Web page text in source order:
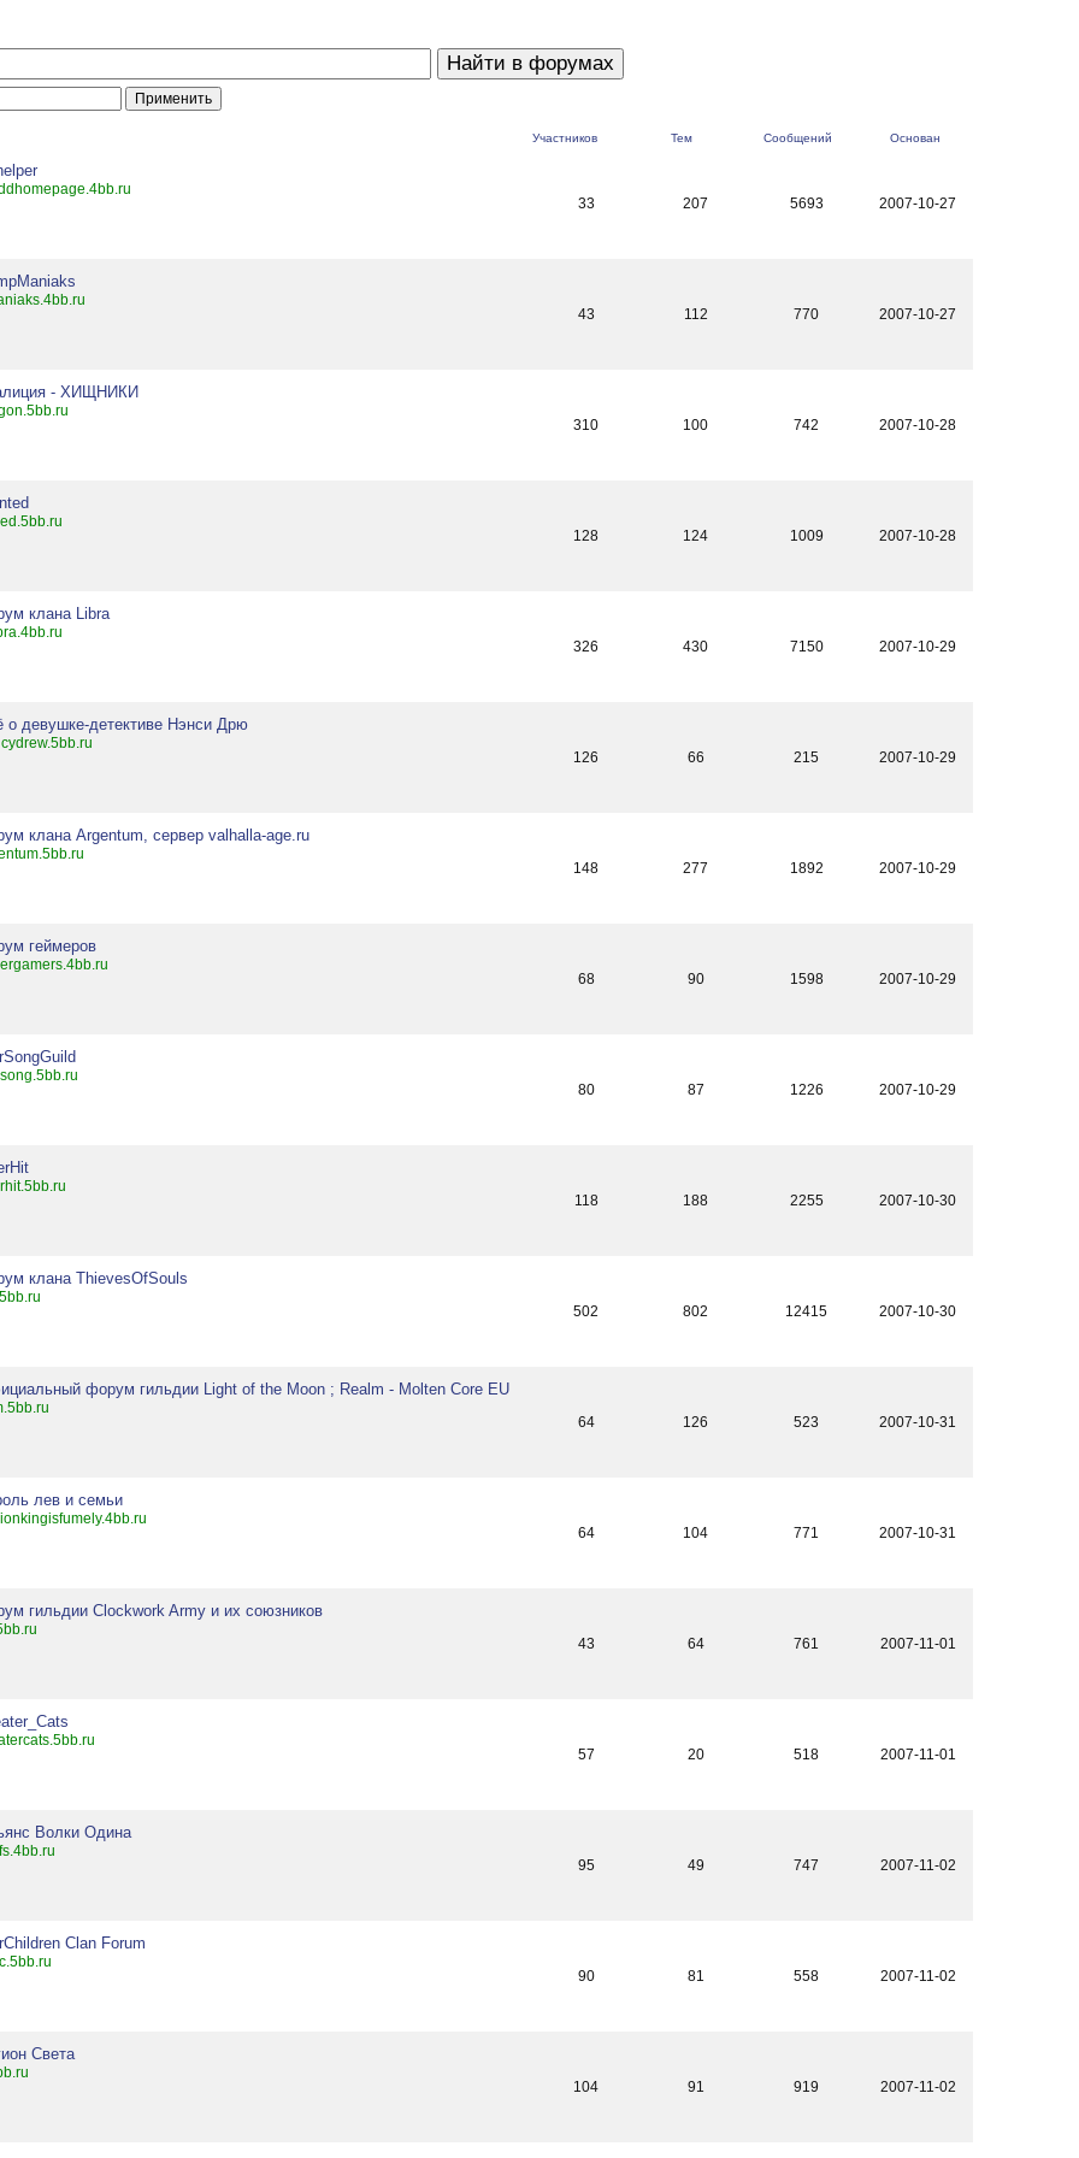
Участников Тем Сообщений Основан
33
207 5693 2007-10-27
43
112 770 2007-10-27
- ХИЩНИКИ
310
100 742 2007-10-28
128
124 1009 2007-10-28
клана Libra
326
430 7150 2007-10-29
о девушке-детективе Нэнси Дрю
126
66 215 2007-10-29
клана Argentum, сервер valhalla-age.ru
148
277 1892 2007-10-29
геймеров
68
90 1598 2007-10-29
80
87 1226 2007-10-29
118
188 2255 2007-10-30
клана ThievesOfSouls
502
802 12415 2007-10-30
форум гильдии Light of the Moon ; Realm - Molten Core EU
64
126 523 2007-10-31
лев и семьи
64
104 771 2007-10-31
гильдии Clockwork Army и их союзников
43
64 761 2007-11-01
57
20 518 2007-11-01
Волки Одина
95
49 747 2007-11-02
Clan Forum
90
81 558 2007-11-02
Света
104
91 919 2007-11-02